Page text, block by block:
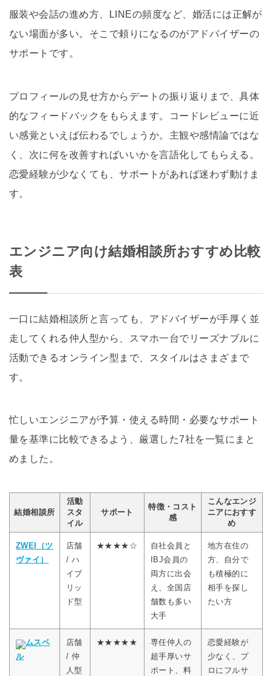
服装や会話の進め方、LINEの頻度など、婚活には正解が
ない場面が多い。そこで頼りになるのがアドバイザーの
サポートです。
プロフィールの見せ方からデートの振り返りまで、具体
的なフィードバックをもらえます。コードレビューに近
い感覚といえば伝わるでしょうか。主観や感情論ではな
く、次に何を改善すればいいかを言語化してもらえる。
恋愛経験が少なくても、サポートがあれば迷わず動けま
す。
エンジニア向け結婚相談所おすすめ比較
表
一口に結婚相談所と言っても、アドバイザーが手厚く並
走してくれる仲人型から、スマホ一台でリーズナブルに
活動できるオンライン型まで、スタイルはさまざまで
す。
忙しいエンジニアが予算・使える時間・必要なサポート
量を基準に比較できるよう、厳選した7社を一覧にまと
めました。
結婚相談所
活動
スタ
イル
サポート
特徴・コスト
感
こんなエンジ
ニアにおすす
め
ZWEI（ツ
ヴァイ）
店舗
/ ハ
イブ
リッ
ド型
★★★★☆
自社会員と
IBJ会員の
両方に出会
え、全国店
舗数も多い
大手
地方在住の
方、自分で
も積極的に
相手を探し
たい方
ムスベ
ル
店舗
/ 仲
人型
★★★★★
専任仲人の
超手厚いサ
ポート、料
恋愛経験が
少なく、プ
ロにフルサ